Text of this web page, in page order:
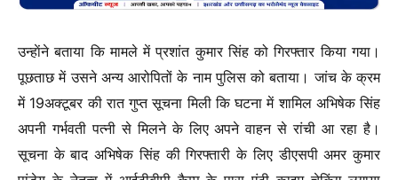
उन्हाेंने बताया कि मामले में प्रशांत कुमार सिंह को गिरफ्तार किया गया।
पूछताछ में उसने अन्य आरोपितों के नाम पुलिस को बताया। जांच के क्रम
में 19अक्टूबर की रात गुप्त सूचना मिली कि घटना में शामिल अभिषेक सिंह
अपनी गर्भवती पत्नी से मिलने के लिए अपने वाहन से रांची आ रहा है।
सूचना के बाद अभिषेक सिंह की गिरफ्तारी के लिए डीएसपी अमर कुमार